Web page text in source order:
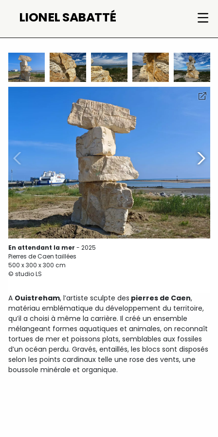
contenu
LIONEL SABATTÉ
En attendant la mer - 2025
Pierres de Caen taillées
500 x 300 x 300 cm
© studio LS
A Ouistreham, l’artiste sculpte des pierres de Caen,
matériau emblématique du développement du territoire,
qu’il a choisi à même la carrière. Il créé un ensemble
mélangeant formes aquatiques et animales, on reconnaît
tortues de mer et poissons plats, semblables aux fossiles
d’un océan perdu. Gravés, entaillés, les blocs sont disposés
selon les points cardinaux telle une rose des vents, une
boussole minérale et organique.